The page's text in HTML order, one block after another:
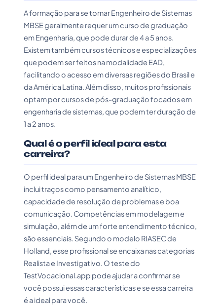
A formação para se tornar Engenheiro de Sistemas
MBSE geralmente requer um curso de graduação
em Engenharia, que pode durar de 4 a 5 anos.
Existem também cursos técnicos e especializações
que podem ser feitos na modalidade EAD,
facilitando o acesso em diversas regiões do Brasil e
da América Latina. Além disso, muitos profissionais
optam por cursos de pós-graduação focados em
engenharia de sistemas, que podem ter duração de
1 a 2 anos.
Qual é o perfil ideal para esta
carreira?
O perfil ideal para um Engenheiro de Sistemas MBSE
inclui traços como pensamento analítico,
capacidade de resolução de problemas e boa
comunicação. Competências em modelagem e
simulação, além de um forte entendimento técnico,
são essenciais. Segundo o modelo RIASEC de
Holland, esse profissional se encaixa nas categorias
Realista e Investigativo. O teste do
TestVocacional.app pode ajudar a confirmar se
você possui essas características e se essa carreira
é a ideal para você.